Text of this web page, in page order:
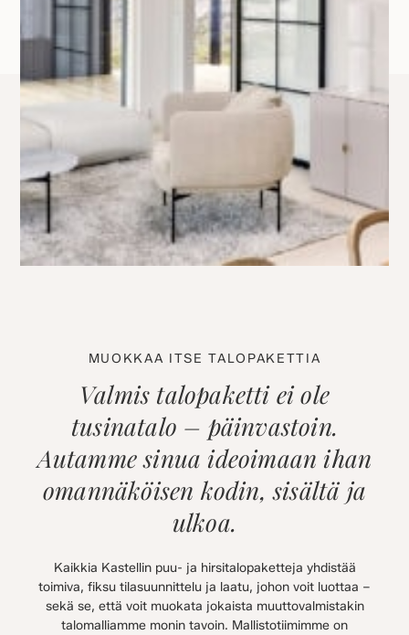
MUOKKAA ITSE TALOPAKETTIA
Valmis talopaketti ei ole
tusinatalo – päinvastoin.
Autamme sinua ideoimaan ihan
omannäköisen kodin, sisältä ja
ulkoa.
Kaikkia Kastellin puu- ja hirsitalopaketteja yhdistää
toimiva, fiksu tilasuunnittelu ja laatu, johon voit luottaa –
sekä se, että voit muokata jokaista muuttovalmistakin
talomalliamme monin tavoin. Mallistotiimimme on